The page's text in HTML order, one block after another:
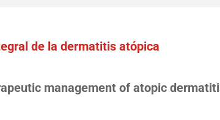
de la dermatitis atópica
management of atopic